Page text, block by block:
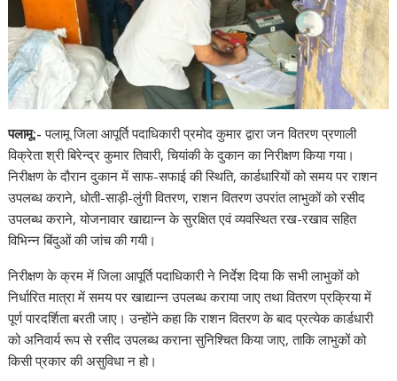
पलामू:- पलामू जिला आपूर्ति पदाधिकारी प्रमोद कुमार द्वारा जन वितरण प्रणाली
विक्रेता श्री बिरेन्द्र कुमार तिवारी, चियांकी के दुकान का निरीक्षण किया गया।
निरीक्षण के दौरान दुकान में साफ-सफाई की स्थिति, कार्डधारियों को समय पर राशन
उपलब्ध कराने, धोती-साड़ी-लुंगी वितरण, राशन वितरण उपरांत लाभुकों को रसीद
उपलब्ध कराने, योजनावार खाद्यान्न के सुरक्षित एवं व्यवस्थित रख-रखाव सहित
विभिन्न बिंदुओं की जांच की गयी।
निरीक्षण के क्रम में जिला आपूर्ति पदाधिकारी ने निर्देश दिया कि सभी लाभुकों को
निर्धारित मात्रा में समय पर खाद्यान्न उपलब्ध कराया जाए तथा वितरण प्रक्रिया में
पूर्ण पारदर्शिता बरती जाए। उन्होंने कहा कि राशन वितरण के बाद प्रत्येक कार्डधारी
को अनिवार्य रूप से रसीद उपलब्ध कराना सुनिश्चित किया जाए, ताकि लाभुकों को
किसी प्रकार की असुविधा न हो।